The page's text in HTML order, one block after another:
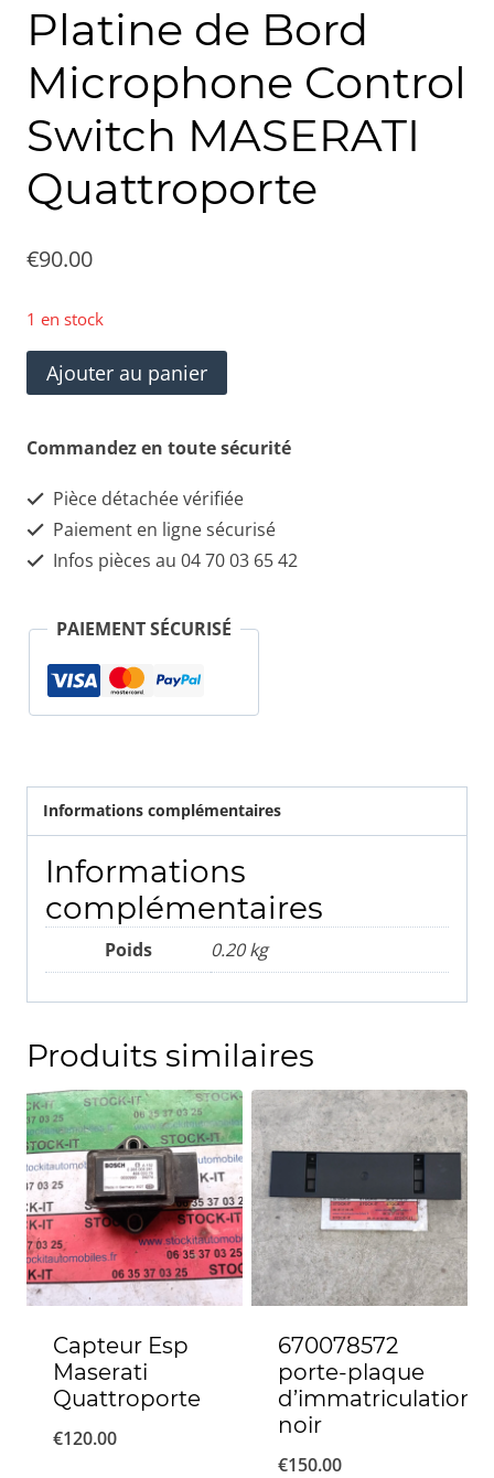
Platine de Bord
Microphone Control
Switch MASERATI
Quattroporte
€90.00
1 en stock
quantité
de
Platine
Bord
Microphone
Quattroporte
Ajouter au panier
Commandez en toute sécurité
Pièce détachée vérifiée
Paiement en ligne sécurisé
Infos pièces au 04 70 03 65 42
PAIEMENT SÉCURISÉ
Informations complémentaires
Informations
complémentaires
Poids 0.20 kg
Produits similaires
Capteur Esp
Maserati
Quattroporte
€120.00
670078572
porte-plaque
d’immatriculation
noir
€150.00